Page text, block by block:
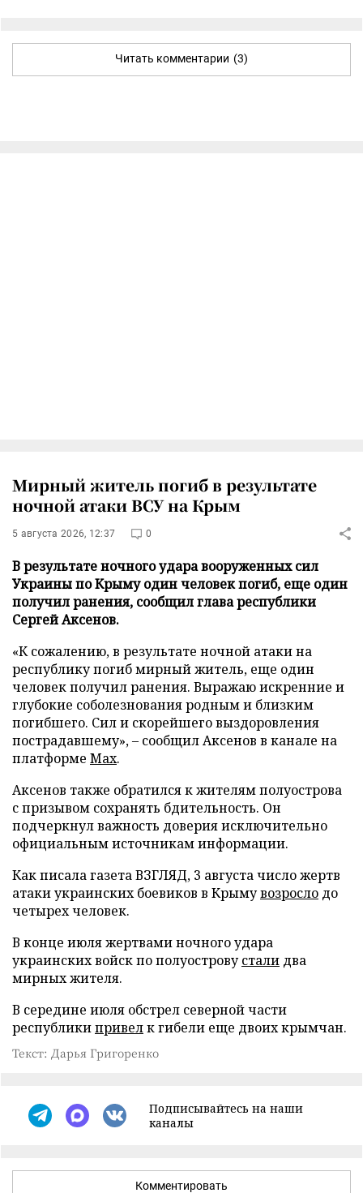
Читать комментарии (3)
Мирный житель погиб в результате
ночной атаки ВСУ на Крым
5 августа 2026, 12:37 0
В результате ночного удара вооруженных сил
Украины по Крыму один человек погиб, еще один
получил ранения, сообщил глава республики
Сергей Аксенов.
«К сожалению, в результате ночной атаки на
республику погиб мирный житель, еще один
человек получил ранения. Выражаю искренние и
глубокие соболезнования родным и близким
погибшего. Сил и скорейшего выздоровления
пострадавшему», – сообщил Аксенов в канале на
платформе Max.
Аксенов также обратился к жителям полуострова
с призывом сохранять бдительность. Он
подчеркнул важность доверия исключительно
официальным источникам информации.
Как писала газета ВЗГЛЯД, 3 августа число жертв
атаки украинских боевиков в Крымувозросло до
четырех человек.
В конце июля жертвами ночного удара
украинских войск по полуостровустали два
мирных жителя.
В середине июля обстрел северной части
республикипривелк гибели еще двоих крымчан.
Текст: Дарья Григоренко
Подписывайтесь на наши
каналы
Комментировать